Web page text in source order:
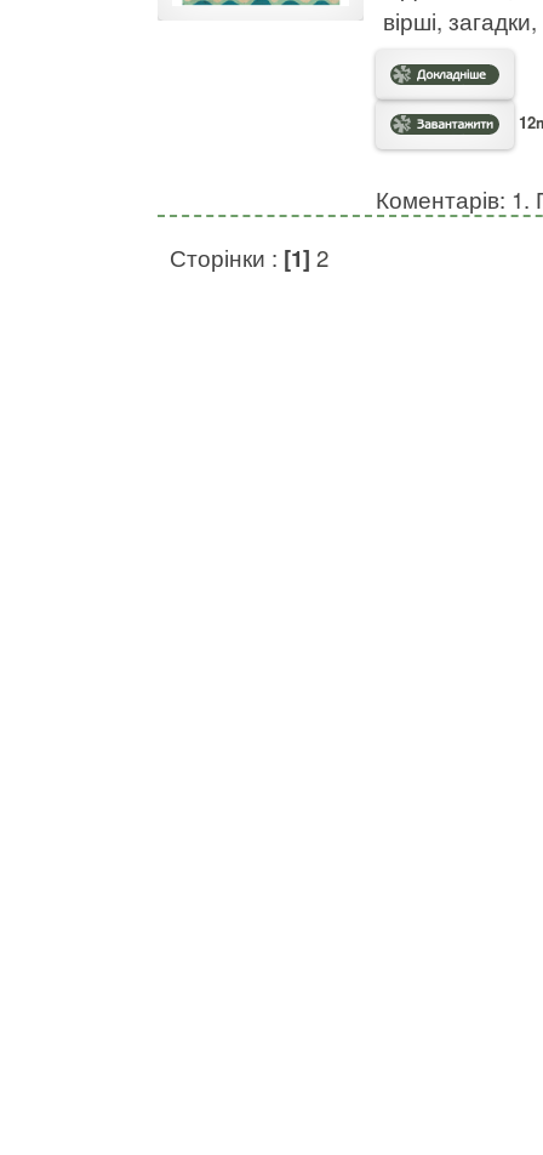
вірші,
Коментарів: 1.
Сторінки : [1] 2